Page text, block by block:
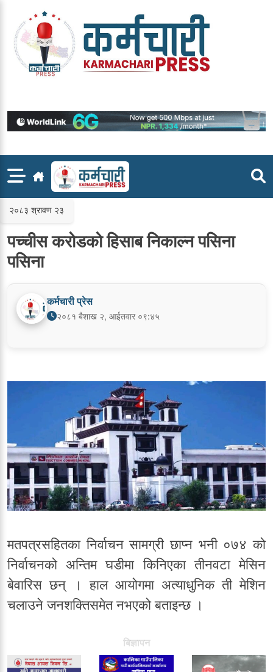
content
२०८३ श्रावण २३
पच्चीस करोडको हिसाब निकाल्न पसिना
पसिना
कर्मचारी प्रेस
२०८१ बैशाख २, आईतवार ०९:४५
मतपत्रसहितका निर्वाचन सामग्री छाप्न भनी ०७४ को
निर्वाचनको अन्तिम घडीमा किनिएका तीनवटा मेसिन
बेवारिस छन् । हाल आयोगमा अत्याधुनिक ती मेशिन
चलाउने जनशक्तिसमेत नभएको बताइन्छ ।
बिज्ञापन